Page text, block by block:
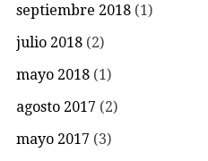
septiembre 2018 (1)
julio 2018 (2)
mayo 2018 (1)
agosto 2017 (2)
mayo 2017 (3)